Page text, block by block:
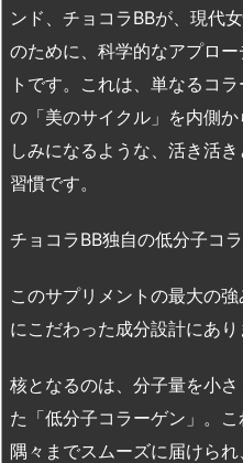
ンド、チョコラBBが、現代
のために、科学的なアプロ
トです。これは、単なるコ
の「美のサイクル」を内側
しみになるような、活き活
習慣です。
チョコラBB独自の低分子コ
このサプリメントの最大の
にこだわった成分設計にあり
核となるのは、分子量を小
た「低分子コラーゲン」。
隅々までスムーズに届けら